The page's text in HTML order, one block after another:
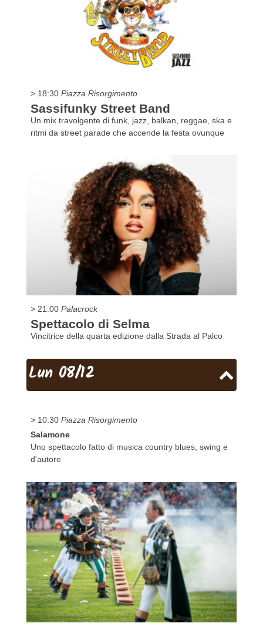
> 18:30 Piazza Risorgimento
Sassifunky Street Band
Un mix travolgente di funk, jazz, balkan, reggae, ska e
ritmi da street parade che accende la festa ovunque
> 21:00 Palacrock
Spettacolo di Selma
Vincitrice della quarta edizione dalla Strada al Palco
Lun 08/12
> 10:30 Piazza Risorgimento
Salamone
Uno spettacolo fatto di musica country blues, swing e
d'autore